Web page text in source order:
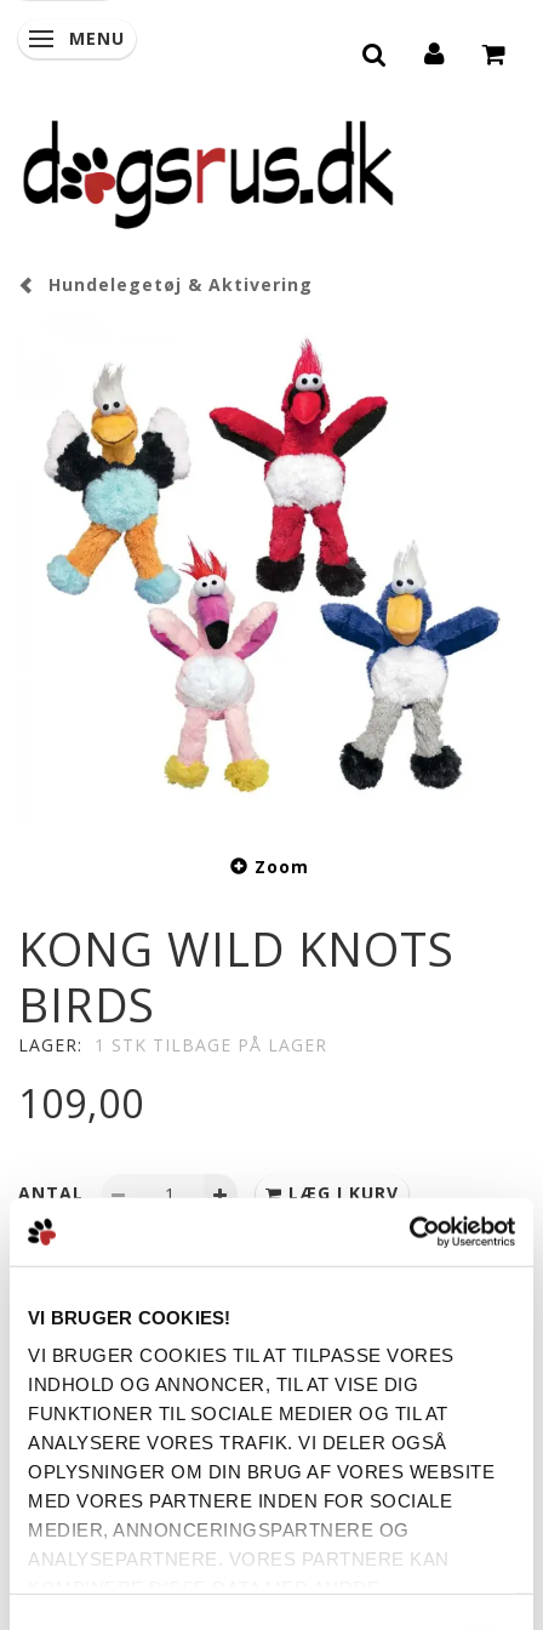
VI BRUGER COOKIES!
VI BRUGER COOKIES TIL AT TILPASSE VORES
INDHOLD OG ANNONCER, TIL AT VISE DIG
FUNKTIONER TIL SOCIALE MEDIER OG TIL AT
ANALYSERE VORES TRAFIK. VI DELER OGSÅ
OPLYSNINGER OM DIN BRUG AF VORES WEBSITE
MED VORES PARTNERE INDEN FOR SOCIALE
MEDIER, ANNONCERINGSPARTNERE OG
ANALYSEPARTNERE. VORES PARTNERE KAN
SKIFTE NAVIGATION
MENU
Hundelegetøj & Aktivering
Zoom
KONG WILD KNOTS
BIRDS
LAGER: 1 STK TILBAGE PÅ LAGER
109,00
ANTAL LÆG I KURV
Blødt og krambart ydre.
Indvendigt knudret reb for holdbarhed.
Cirka 30 cm i størrelse.
Mere information
BESKRIVELSE